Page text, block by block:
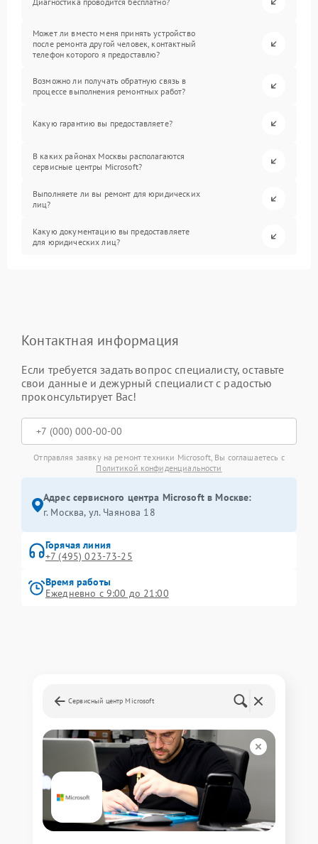
Может ли вместо меня принять устройство
после ремонта другой человек, контактный
телефон которого я предоставлю?
Возможно ли получать обратную связь в
процессе выполнения ремонтных работ?
Какую гарантию вы предоставляете?
В каких районах Москвы располагаются
сервисные центры Microsoft?
Выполняете ли вы ремонт для юридических
лиц?
Какую документацию вы предоставляете
для юридических лиц?
Контактная информация
Если требуется задать вопрос специалисту, оставьте
свои данные и дежурный специалист с радостью
проконсультирует Вас!
Отправляя заявку на ремонт техники Microsoft, Вы соглашаетесь с
Политикой конфиденциальности
Адрес сервисного центра Microsoft в Москве:
г. Москва, ул. Чаянова 18
Горячая линия
+7 (495) 023-73-25
Время работы
Ежедневно с 9:00 до 21:00
Сервисный центр Microsoft